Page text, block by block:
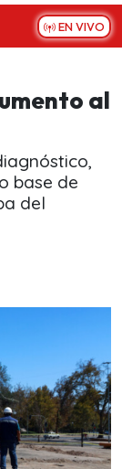
EN VIVO
al
base de
del